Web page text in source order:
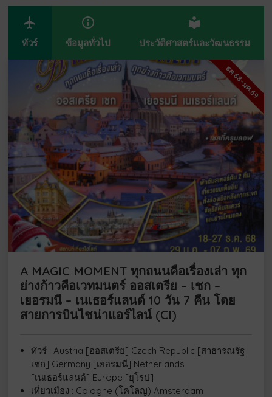
airplanemode_active
ทัวร์
info_outline
ข้อมูลทั่วไป
local_library
ประวัติศาสตร์และวัฒนธรรม
ธค.68-มค.69
A MAGIC MOMENT ทุกถนนคือเรื่องเล่า ทุก
ย่างก้าวคือเวทมนตร์ ออสเตรีย – เชก –
เยอรมนี – เนเธอร์แลนด์ 10 วัน 7 คืน โดย
สายการบินไชน่าแอร์ไลน์ (CI)
ทัวร์ : Austria [ออสเตรีย] Czech Republic [สาธารณรัฐ
เชก] Germany [เยอรมนี] Netherlands
[เนเธอร์แลนด์] Europe [ยุโรป]
เที่ยวเมือง : Cologne (โคโลญ) Amsterdam